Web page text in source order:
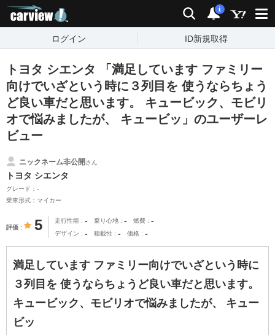
検索 通知
i
ログイン ID新規取得
トヨタ シエンタ 「満足しています ファミリー
向けでいざという時に３列目を 使うならちょう
ど良い車だと思います。 キュービック、モビリ
オで悩みましたが、 キュービッ」のユーザーレ
ビュー
ニックネーム非公開さん
トヨタ シエンタ
グレード：-
乗車形式：マイカー
評価 5 走行性能 - 乗り心地 - 燃費 -
デザイン - 積載性 - 価格 -
満足しています ファミリー向けでいざという時に
３列目を 使うならちょうど良い車だと思います。
キュービック、モビリオで悩みましたが、 キュー
ビッ